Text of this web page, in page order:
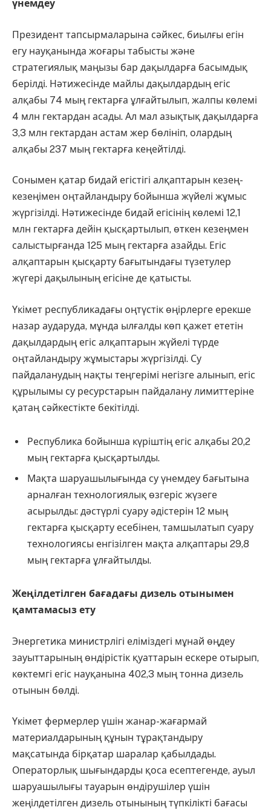
үнемдеу
Президент тапсырмаларына сәйкес, биылғы егін
егу науқанында жоғары табысты және
стратегиялық маңызы бар дақылдарға басымдық
берілді. Нәтижесінде майлы дақылдардың егіс
алқабы 74 мың гектарға ұлғайтылып, жалпы көлемі
4 млн гектардан асады. Ал мал азықтық дақылдарға
3,3 млн гектардан астам жер бөлініп, олардың
алқабы 237 мың гектарға кеңейтілді.
Сонымен қатар бидай егістігі алқаптарын кезең-
кезеңімен оңтайландыру бойынша жүйелі жұмыс
жүргізілді. Нәтижесінде бидай егісінің көлемі 12,1
млн гектарға дейін қысқартылып, өткен кезеңмен
салыстырғанда 125 мың гектарға азайды. Егіс
алқаптарын қысқарту бағытындағы түзетулер
жүгері дақылының егісіне де қатысты.
Үкімет республикадағы оңтүстік өңірлерге ерекше
назар аударуда, мұнда ылғалды көп қажет ететін
дақылдардың егіс алқаптарын жүйелі түрде
оңтайландыру жұмыстары жүргізілді. Су
пайдаланудың нақты теңгерімі негізге алынып, егіс
құрылымы су ресурстарын пайдалану лимиттеріне
қатаң сәйкестікте бекітілді.
Республика бойынша күріштің егіс алқабы 20,2
мың гектарға қысқартылды.
Мақта шаруашылығында су үнемдеу бағытына
арналған технологиялық өзгеріс жүзеге
асырылды: дәстүрлі суару әдістерін 12 мың
гектарға қысқарту есебінен, тамшылатып суару
технологиясы енгізілген мақта алқаптары 29,8
мың гектарға ұлғайтылды.
Жеңілдетілген бағадағы дизель отынымен
қамтамасыз ету
Энергетика министрлігі еліміздегі мұнай өңдеу
зауыттарының өндірістік қуаттарын ескере отырып,
көктемгі егіс науқанына 402,3 мың тонна дизель
отынын бөлді.
Үкімет фермерлер үшін жанар-жағармай
материалдарының құнын тұрақтандыру
мақсатында бірқатар шаралар қабылдады.
Операторлық шығындарды қоса есептегенде, ауыл
шаруашылығы тауарын өндірушілер үшін
жеңілдетілген дизель отынының түпкілікті бағасы